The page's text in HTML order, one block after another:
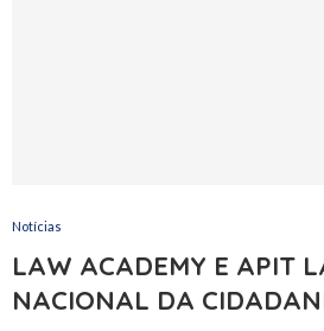
Notícias
LAW ACADEMY E APIT
NACIONAL DA